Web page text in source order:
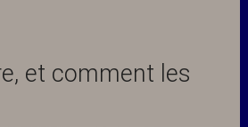
et comment les